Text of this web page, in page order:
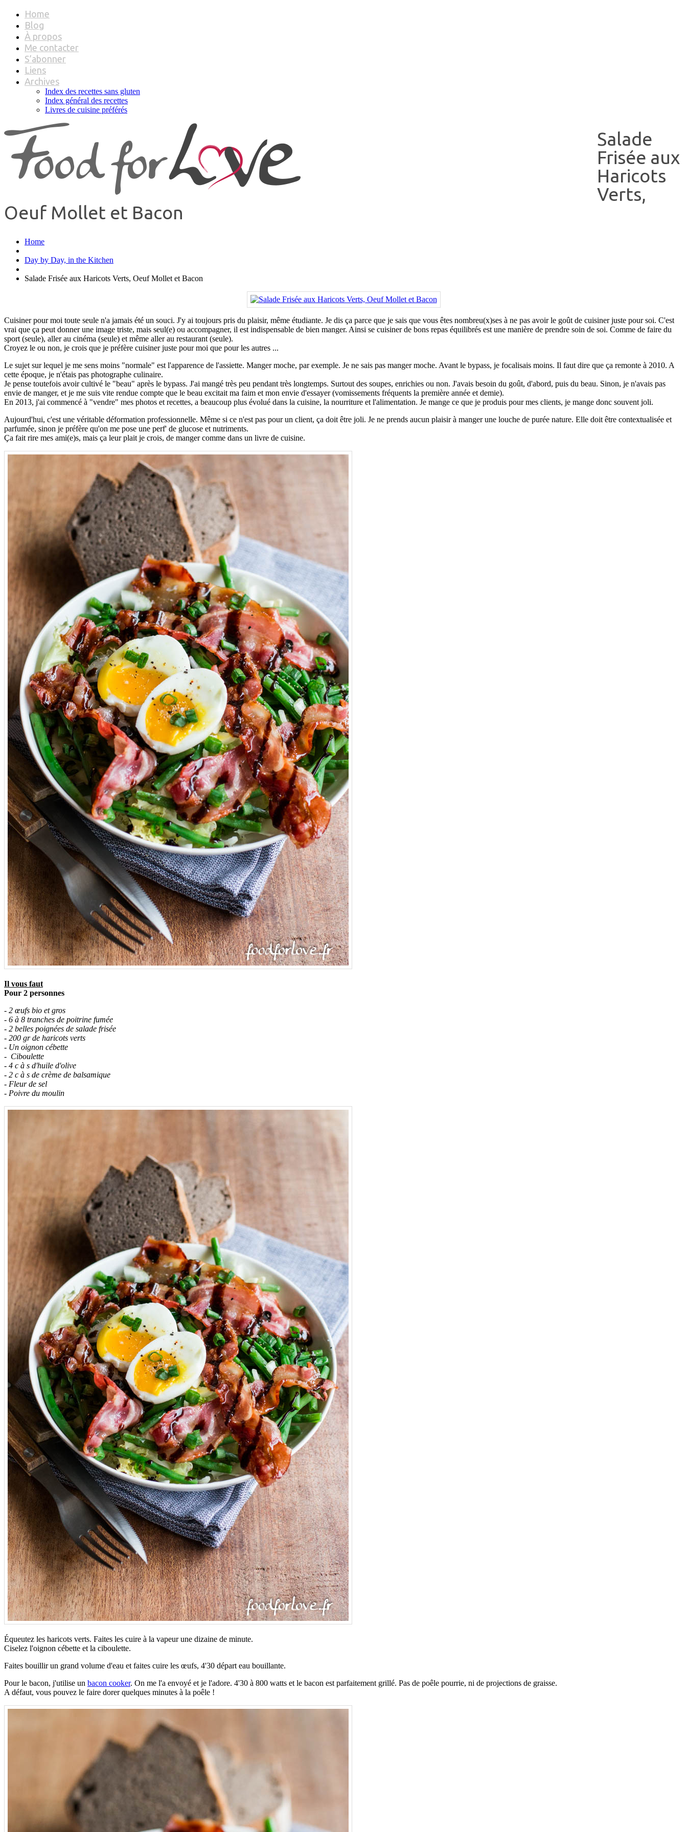
Home
Blog
À propos
Me contacter
S’abonner
Liens
Archives
Index des recettes sans gluten
Index général des recettes
Livres de cuisine préférés
Salade
Frisée aux
Haricots
Verts,
Oeuf Mollet et Bacon
Home
Day by Day, in the Kitchen
Salade Frisée aux Haricots Verts, Oeuf Mollet et Bacon
Cuisiner pour moi toute seule n'a jamais été un souci. J'y ai toujours pris du plaisir, même étudiante. Je dis ça parce que je sais que vous êtes nombreu(x)ses à ne pas avoir le goût de cuisiner juste pour soi. C'est
vrai que ça peut donner une image triste, mais seul(e) ou accompagner, il est indispensable de bien manger. Ainsi se cuisiner de bons repas équilibrés est une manière de prendre soin de soi. Comme de faire du
sport (seule), aller au cinéma (seule) et même aller au restaurant (seule).
Croyez le ou non, je crois que je préfère cuisiner juste pour moi que pour les autres ...
Le sujet sur lequel je me sens moins "normale" est l'apparence de l'assiette. Manger moche, par exemple. Je ne sais pas manger moche. Avant le bypass, je focalisais moins. Il faut dire que ça remonte à 2010. A
cette époque, je n'étais pas photographe culinaire.
Je pense toutefois avoir cultivé le "beau" après le bypass. J'ai mangé très peu pendant très longtemps. Surtout des soupes, enrichies ou non. J'avais besoin du goût, d'abord, puis du beau. Sinon, je n'avais pas
envie de manger, et je me suis vite rendue compte que le beau excitait ma faim et mon envie d'essayer (vomissements fréquents la première année et demie).
En 2013, j'ai commencé à "vendre" mes photos et recettes, a beaucoup plus évolué dans la cuisine, la nourriture et l'alimentation. Je mange ce que je produis pour mes clients, je mange donc souvent joli.
Aujourd'hui, c'est une véritable déformation professionnelle. Même si ce n'est pas pour un client, ça doit être joli. Je ne prends aucun plaisir à manger une louche de purée nature. Elle doit être contextualisée et
parfumée, sinon je préfère qu'on me pose une perf' de glucose et nutriments.
Ça fait rire mes ami(e)s, mais ça leur plait je crois, de manger comme dans un livre de cuisine.
Il vous faut
Pour 2 personnes
- 2 œufs bio et gros
- 6 à 8 tranches de poitrine fumée
- 2 belles poignées de salade frisée
- 200 gr de haricots verts
- Un oignon cébette
- Ciboulette
- 4 c à s d'huile d'olive
- 2 c à s de crème de balsamique
- Fleur de sel
- Poivre du moulin
Équeutez les haricots verts. Faites les cuire à la vapeur une dizaine de minute.
Ciselez l'oignon cébette et la ciboulette.
Faites bouillir un grand volume d'eau et faites cuire les œufs, 4'30 départ eau bouillante.
Pour le bacon, j'utilise un bacon cooker. On me l'a envoyé et je l'adore. 4'30 à 800 watts et le bacon est parfaitement grillé. Pas de poêle pourrie, ni de projections de graisse.
A défaut, vous pouvez le faire dorer quelques minutes à la poêle !